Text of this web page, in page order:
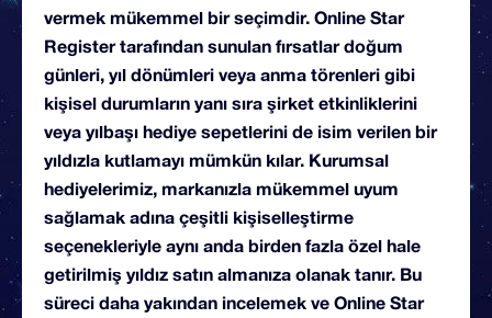
vermek mükemmel bir seçimdir. Online Star
Register tarafından sunulan fırsatlar doğum
günleri, yıl dönümleri veya anma törenleri gibi
kişisel durumların yanı sıra şirket etkinliklerini
veya yılbaşı hediye sepetlerini de isim verilen bir
yıldızla kutlamayı mümkün kılar. Kurumsal
hediyelerimiz, markanızla mükemmel uyum
sağlamak adına çeşitli kişiselleştirme
seçenekleriyle aynı anda birden fazla özel hale
getirilmiş yıldız satın almanıza olanak tanır. Bu
süreci daha yakından incelemek ve Online Star